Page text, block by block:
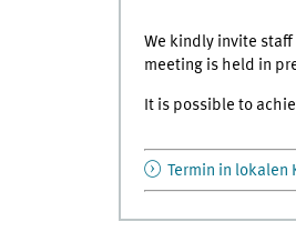
We kindly invite
meeting is held in
It is possible to
Termin in lokalen